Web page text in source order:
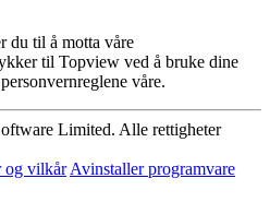
du til å motta våre
til Topview ved å bruke dine
våre.
Limited. Alle rettigheter
og vilkår Avinstaller programvare